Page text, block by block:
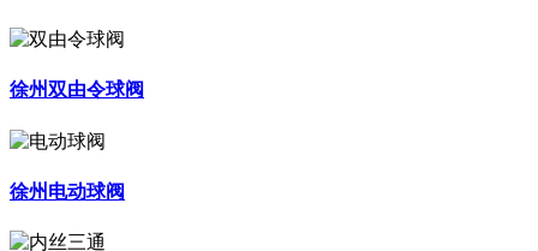
徐州双由令球阀
徐州电动球阀